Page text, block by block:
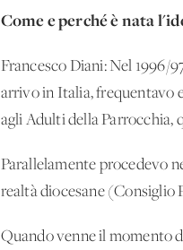
Come e perché è nata
Francesco Diani: Nel 1996/
arrivo in Italia, frequentavo
agli Adulti della Parrocchia,
Parallelamente procedevo
realtà diocesane (Consiglio
Quando venne il momento